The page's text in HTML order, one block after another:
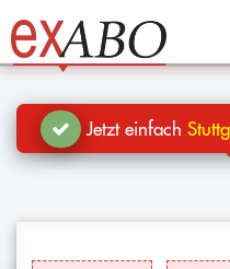
Jetzt kündigen
Blog
Hilfe
Jetzt einfach